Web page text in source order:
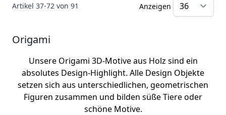
Artikel 37-72 von 91 Anzeigen
Origami
Unsere Origami 3D-Motive aus Holz sind ein
absolutes Design-Highlight. Alle Design Objekte
setzen sich aus unterschiedlichen, geometrischen
Figuren zusammen und bilden süße Tiere oder
schöne Motive.